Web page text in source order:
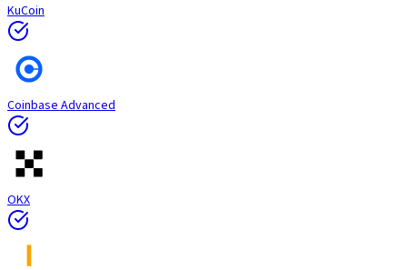
KuCoin
Coinbase Advanced
OKX